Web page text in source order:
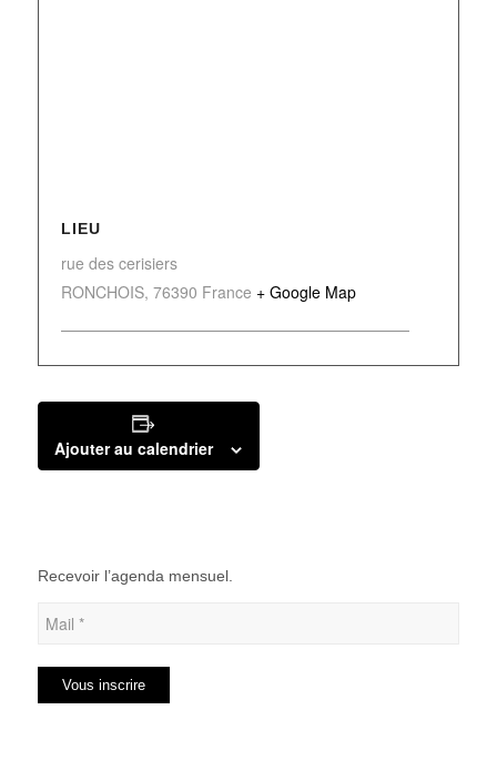
LIEU
rue des cerisiers
RONCHOIS, 76390 France + Google Map
Ajouter au calendrier
Recevoir l’agenda mensuel.